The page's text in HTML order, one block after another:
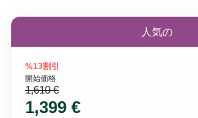
人気の
%13割引
開始価格
1,610 €
1,399 €